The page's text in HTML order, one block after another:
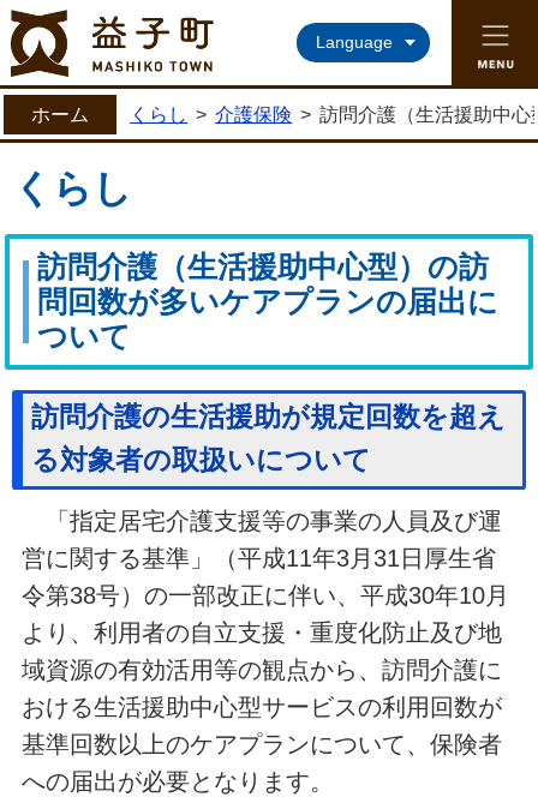
益子町ホームページ
Language
ホーム くらし > 介護保険 > 訪問介護（生活援助中
くらし
訪問介護（生活援助中心型）の訪
問回数が多いケアプランの届出に
ついて
訪問介護の生活援助が規定回数を超え
る対象者の取扱いについて
「指定居宅介護支援等の事業の人員及び運
営に関する基準」（平成11年3月31日厚生省
令第38号）の一部改正に伴い、平成30年10月
より、利用者の自立支援・重度化防止及び地
域資源の有効活用等の観点から、訪問介護に
おける生活援助中心型サービスの利用回数が
基準回数以上のケアプランについて、保険者
への届出が必要となります。